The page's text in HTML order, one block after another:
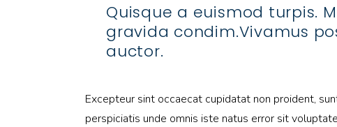
Quisque a euismod turpis.
gravida condim.Vivamus
auctor.
Excepteur sint occaecat cupidatat non proident,
perspiciatis unde omnis iste natus error sit